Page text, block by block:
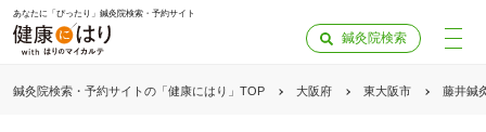
あなたに「ぴったり」鍼灸院検索・予約サイト
鍼灸院検索
鍼灸院検索・予約サイトの「健康にはり」TOP 大阪府 東大阪市 藤井鍼